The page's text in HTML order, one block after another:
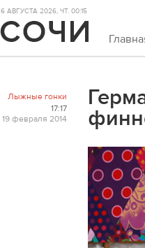
6 АВГУСТА 2026, ЧТ. 00:15
Лыжные гонки
17:17
19 февраля 2014